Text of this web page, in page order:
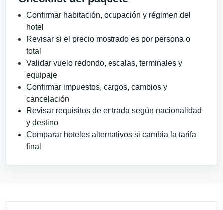
Confirmar habitación, ocupación y régimen del
hotel
Revisar si el precio mostrado es por persona o
total
Validar vuelo redondo, escalas, terminales y
equipaje
Confirmar impuestos, cargos, cambios y
cancelación
Revisar requisitos de entrada según nacionalidad
y destino
Comparar hoteles alternativos si cambia la tarifa
final